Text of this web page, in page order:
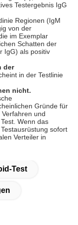
Testergebnis IgG
Regionen (IgM
von der
im Exemplar
Schatten der
IgG) als positiv
der
in der Testlinie
nicht.
Gründe für
und
Wenn das
sofort
Verteiler in
Test